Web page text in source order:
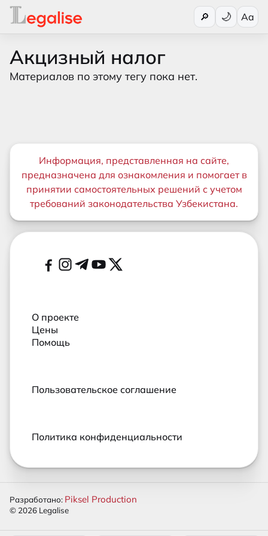
🔎 Aa
Акцизный налог
Материалов по этому тегу пока нет.
Важная информация
Информация, представленная на сайте,
предназначена для ознакомления и помогает в
принятии самостоятельных решений с учетом
требований законодательства Узбекистана.
Дополнительные ссылки
Социальные сети
О проекте
Цены
Помощь
Пользовательское соглашение
Политика конфиденциальности
Разработано: Piksel Production
© 2026 Legalise